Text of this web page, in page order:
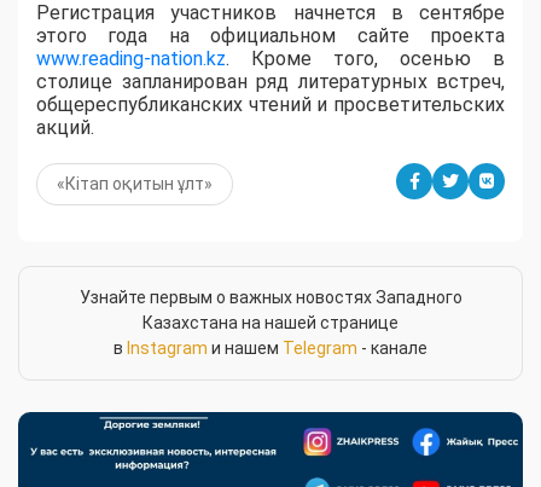
Регистрация участников начнется в сентябре
этого года на официальном сайте проекта
www.reading-nation.kz. Кроме того, осенью в
столице запланирован ряд литературных встреч,
общереспубликанских чтений и просветительских
акций.
«Кітап оқитын ұлт»
Узнайте первым о важных новостях Западного
Казахстана на нашей странице
в Instagram и нашем Telegram - канале